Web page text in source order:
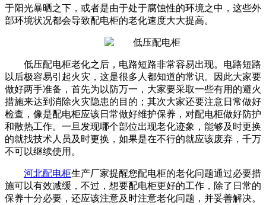
于阳光暴晒之下，或者是由于处于腐蚀性的环境之中，这些外
部环境状况都会导致配电柜的老化速度大大提高。
低压配电柜老化之后，电路短路非常容易出现。电路短路
以后极容易引起火灾，这是很多人都知道的常识。因此大家要
做好两手准备，首先为以防万一，大家要采取一些有用的避火
措施来达到消除火灾隐患的目的；其次大家还要注意日常做好
检查，像是配电柜应该日常做好维护保养，对配电柜做好防护
和散热工作。一旦发现哪个部位出现老化迹象，能够及时更换
的就找技术人员及时更换，如果是在不行的就应该废弃，千万
不可以继续使用。
河北配电柜生产厂家提醒您配电柜的老化问题通过必要措
施可以有效减缓，不过，想要配电柜更好的工作，除了日常的
保养十分必要，还应该注意及时注意老化问题，并妥善解决。